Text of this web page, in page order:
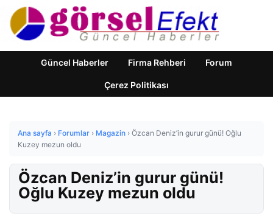
Güncel Haberler Firma Rehberi Forum
Çerez Politikası
Ana sayfa › Forumlar › Magazin › Özcan Deniz’in gurur günü! Oğlu
Kuzey mezun oldu
Özcan Deniz’in gurur günü!
Oğlu Kuzey mezun oldu